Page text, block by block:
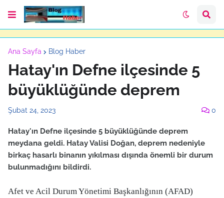
Ana Sayfa Blog Haber
Hatay'ın Defne ilçesinde 5
büyüklüğünde deprem
Şubat 24, 2023 0
Hatay'ın Defne ilçesinde 5 büyüklüğünde deprem
meydana geldi. Hatay Valisi Doğan, deprem nedeniyle
birkaç hasarlı binanın yıkılması dışında önemli bir durum
bulunmadığını bildirdi.
Afet ve Acil Durum Yönetimi Başkanlığının (AFAD)